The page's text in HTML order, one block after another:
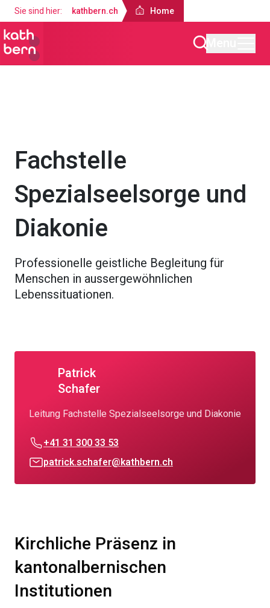
Sie sind hier: kathbern.ch Home
Fachstelle
Spezialseelsorge und
Diakonie
Professionelle geistliche Begleitung für
Menschen in aussergewöhnlichen
Lebenssituationen.
Patrick
Schafer
Leitung Fachstelle Spezialseelsorge und Diakonie
+41 31 300 33 53
patrick.schafer@kathbern.ch
Kirchliche Präsenz in
kantonalbernischen
Institutionen